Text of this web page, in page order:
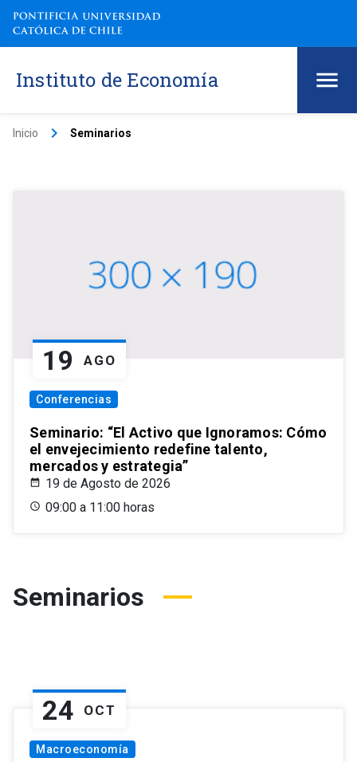
Instituto de Economía
Inicio keyboard_arrow_right Seminarios
19 AGO
Conferencias
Seminario: “El Activo que Ignoramos: Cómo
el envejecimiento redefine talento,
mercados y estrategia”
19 de Agosto de 2026
09:00 a 11:00 horas
Seminarios
24 OCT
Macroeconomía